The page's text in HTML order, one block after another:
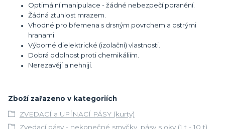
Optimální manipulace - žádné nebezpečí poranění.
Žádná ztuhlost mrazem.
Vhodné pro břemena s drsným povrchem a ostrými
hranami.
Výborné dielektrické (izolační) vlastnosti.
Dobrá odolnost proti chemikáliím.
Nerezavějí a nehnijí.
Zboží zařazeno v kategoriích
ZVEDACÍ a UPÍNACÍ PÁSY (kurty)
Zvedací pásy - nekonečné smyčky, pásy s oky (1 t - 10 t)